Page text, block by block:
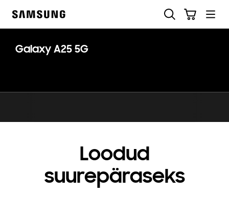
Galaxy A25 5G
Loodud
suurepäraseks